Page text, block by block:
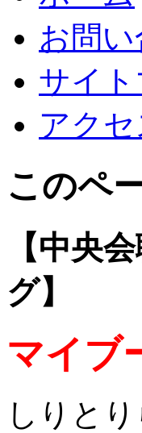
お問
サイ
アクセ
このペ
【中央
グ】
マイブ
しりと